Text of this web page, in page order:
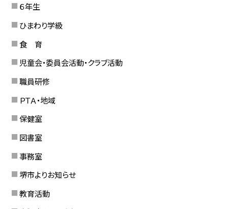
６年生
ひまわり学級
食 育
児童会・委員会活動・クラブ活動
職員研修
ＰＴＡ・地域
保健室
図書室
事務室
堺市よりお知らせ
教育活動